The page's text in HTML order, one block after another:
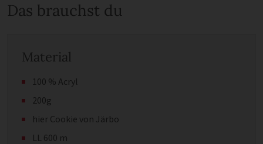
Das brauchst du
Material
100 % Acryl
200g
hier Cookie von Järbo
LL 600 m